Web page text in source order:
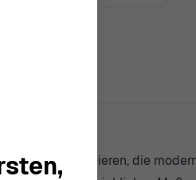
zu kreieren, die